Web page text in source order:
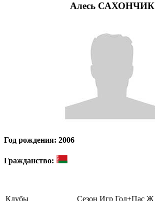
Алесь САХОНЧИК
Год рождения: 2006
Гражданство:
Клубы Сезон Игр Гол+Пас Ж